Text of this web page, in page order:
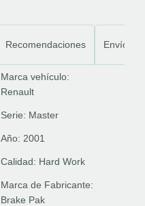
Recomendaciones Envíos
Marca vehículo:
Renault
Serie: Master
Año: 2001
Calidad: Hard Work
Marca de Fabricante:
Brake Pak